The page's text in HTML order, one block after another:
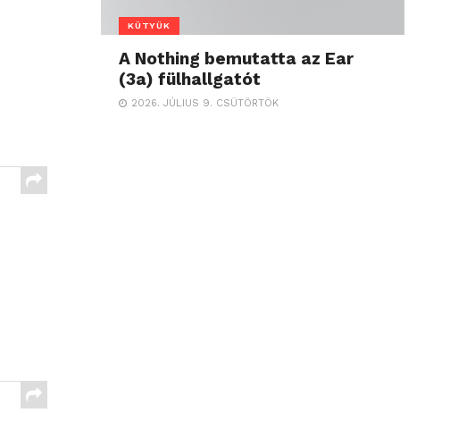
KÜTYÜK
A Nothing bemutatta az Ear
(3a) fülhallgatót
2026. JÚLIUS 9. CSÜTÖRTÖK